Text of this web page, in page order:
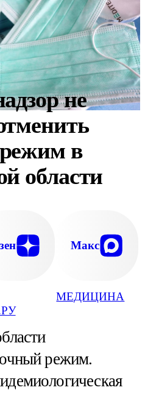
МЕДИЦИНА
не
в
области
Макс
режим.